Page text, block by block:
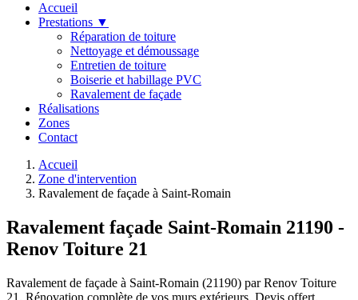
Accueil
Prestations ▼
Réparation de toiture
Nettoyage et démoussage
Entretien de toiture
Boiserie et habillage PVC
Ravalement de façade
Réalisations
Zones
Contact
Accueil
Zone d'intervention
Ravalement de façade à Saint-Romain
Ravalement façade Saint-Romain 21190 -
Renov Toiture 21
Ravalement de façade à Saint-Romain (21190) par Renov Toiture
21. Rénovation complète de vos murs extérieurs. Devis offert.